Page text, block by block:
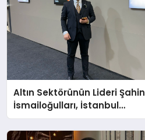
Altın Sektörünün Lideri Şahin
İsmailoğulları, İstanbul
Mücevher Fuarı’nda Parladı ￼